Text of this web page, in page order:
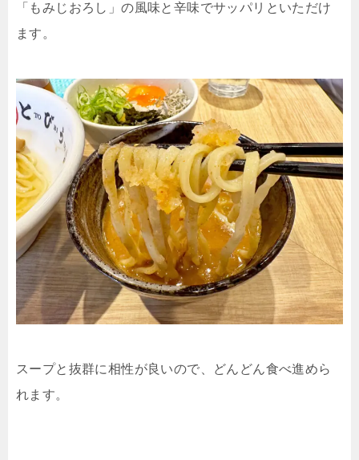
「もみじおろし」の風味と辛味でサッパリといただけ
ます。
スープと抜群に相性が良いので、どんどん食べ進めら
れます。